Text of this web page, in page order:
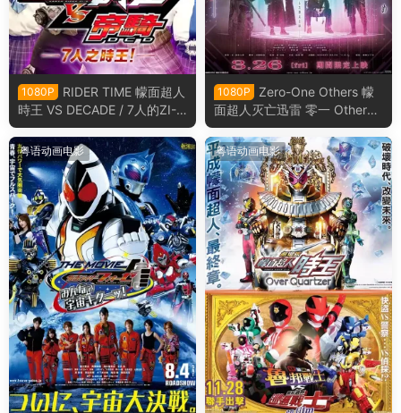
1080P
RIDER TIME 幪面超人
時王 VS DECADE / 7人的ZI-
O！ 骑士时刻 假面骑士时王V
S帝骑／7个时王！粤语版
1080P
Zero-One Others 幪
面超人灭亡迅雷 零一 Others
假面骑士灭亡迅雷粤语版
粤语动画电影 粤语动画电影